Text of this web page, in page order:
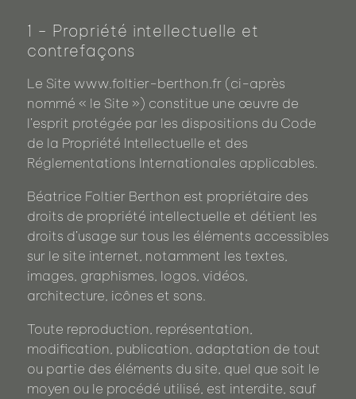
1 - Propriété intellectuelle et
contrefaçons
Le Site www.foltier-berthon.fr (ci-après
nommé « le Site ») constitue une œuvre de
l’esprit protégée par les dispositions du Code
de la Propriété Intellectuelle et des
Réglementations Internationales applicables.
Béatrice Foltier Berthon est propriétaire des
droits de propriété intellectuelle et détient les
droits d’usage sur tous les éléments accessibles
sur le site internet, notamment les textes,
images, graphismes, logos, vidéos,
architecture, icônes et sons.
Toute reproduction, représentation,
modification, publication, adaptation de tout
ou partie des éléments du site, quel que soit le
moyen ou le procédé utilisé, est interdite, sauf